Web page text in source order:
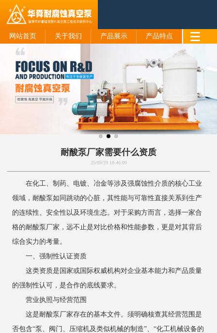
网站首页 关于我们 产品展示 产品特点
耐酸泵厂家需要什么资质
25/09/29 10:46:09
在化工、制药、电镀、冶金等涉及强腐蚀性介质的核心工业
领域，耐酸泵如同跳动的心脏，其性能与可靠性直接关系到生产
的连续性、安全性以及环境生态。对于采购方而言，选择一家合
格的耐酸泵厂家，远不止是对比价格和性能参数，更是对其背后
综合实力的考量。
一、强制性认证资质
这类资质是国家或国际权威机构对企业基本能力和产品质量
的强制性认可，是合作的底线要求。
营业执照与经营范围
这是耐酸泵厂家存在的基本文件。须明确核查其经营范围是
否包含“泵、阀门、压缩机及类似机械的制造”、“化工机械设备的